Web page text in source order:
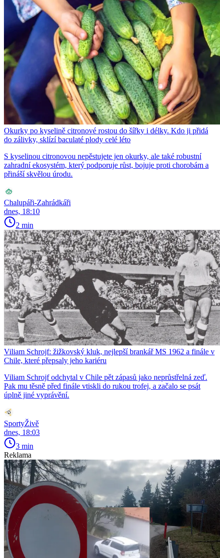
Okurky po kyselině citronové rostou do šířky i délky. Kdo ji přidá
do zálivky, sklízí baculaté plody celé léto
S kyselinou citronovou nepěstujete jen okurky, ale také robustní
zahradní ekosystém, který podporuje růst, bojuje proti chorobám a
přináší skvělou úrodu.
Chalupáři-Zahrádkáři
dnes, 18:10
2 min
Viliam Schrojf: žižkovský kluk, nejlepší brankář MS 1962 a finále v
Chile, které přepsaly jeho kariéru
Viliam Schrojf odchytal v Chile pět zápasů jako neprůstřelná zeď.
Pak mu těsně před finále vtiskli do rukou trofej, a začalo se psát
úplně jiné vyprávění.
SportyŽivě
dnes, 18:03
3 min
Reklama